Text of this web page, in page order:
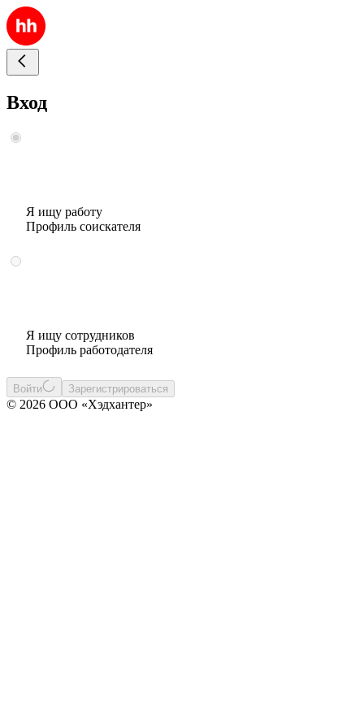
Вход
Я ищу работу
Профиль соискателя
Я ищу сотрудников
Профиль работодателя
Войти Зарегистрироваться
© 2026 ООО «Хэдхантер»